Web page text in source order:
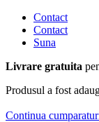
Contact
Contact
Suna
Livrare gratuita
Produsul a fost
Continua